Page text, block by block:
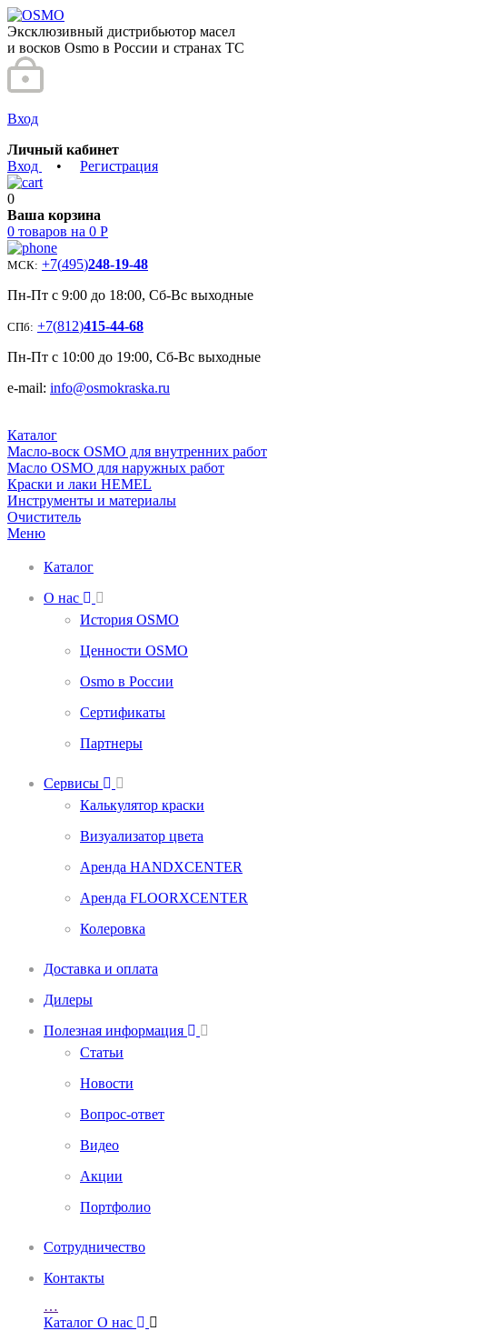
Эксклюзивный дистрибьютор масел
и восков Osmo в России и странах ТС
Вход
Личный кабинет
Вход
• Регистрация
0
Ваша корзина
0 товаров на 0 Р
МСК: +7(495)248-19-48
Пн-Пт с 9:00 до 18:00, Сб-Вс выходные
СПб: +7(812)415-44-68
Пн-Пт с 10:00 до 19:00, Сб-Вс выходные
e-mail: info@osmokraska.ru
Каталог
Масло-воск OSMO для внутренних работ
Масло OSMO для наружных работ
Краски и лаки HEMEL
Инструменты и материалы
Очиститель
Меню
Каталог
О нас
История OSMO
Ценности OSMO
Osmo в России
Сертификаты
Партнеры
Сервисы
Калькулятор краски
Визуализатор цвета
Аренда HANDXCENTER
Аренда FLOORXCENTER
Колеровка
Доставка и оплата
Дилеры
Полезная информация
Статьи
Новости
Вопрос-ответ
Видео
Акции
Портфолио
Сотрудничество
Контакты
…
Каталог О нас